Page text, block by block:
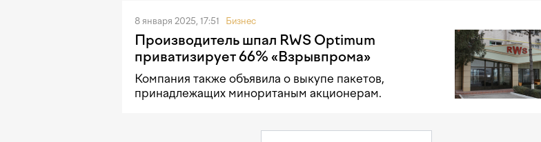
8 января 2025, 17:51 Бизнес
Производитель шпал RWS Optimum
приватизирует 66% «Взрывпрома»
Компания также объявила о выкупе пакетов,
принадлежащих миноританым акционерам.